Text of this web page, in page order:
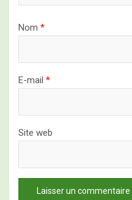
Nom *
E-mail *
Site web